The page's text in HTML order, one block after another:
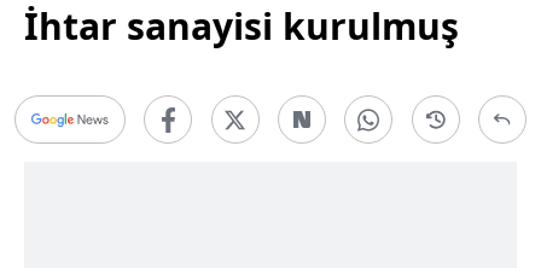
İhtar sanayisi kurulmuş